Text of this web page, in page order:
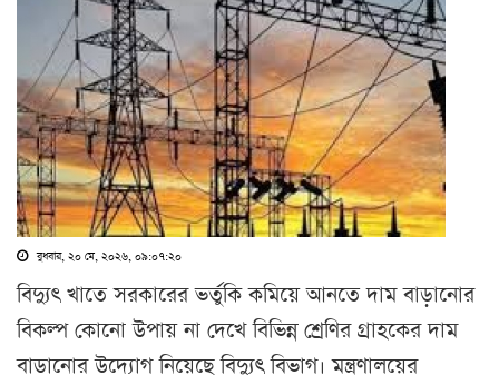
বুধবার, ২০ মে, ২০২৬, ০৯:০৭:২০
বিদ্যুৎ খাতে সরকারের ভর্তুকি কমিয়ে আনতে দাম বাড়ানোর
বিকল্প কোনো উপায় না দেখে বিভিন্ন শ্রেণির গ্রাহকের দাম
বাড়ানোর উদ্যোগ নিয়েছে বিদ্যুৎ বিভাগ। মন্ত্রণালয়ের